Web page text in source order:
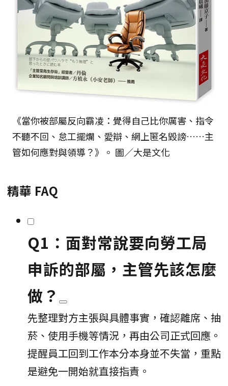
《當你被部屬反向霸凌：覺得自己比你厲害、指令
不聽不回、怠工擺爛、愛辯、網上匿名毀謗……主
管如何應對與領導？》。 圖／大是文化
精華 FAQ
Q1：面對常說要向勞工局
申訴的部屬，主管先該怎麼
做？
先整理對方主張與具體事實，確認離席、抽
菸、使用手機等情況，再由公司正式回應。
提醒員工回到工作本分本身並不失當，重點
是避免一開始就直接指責。